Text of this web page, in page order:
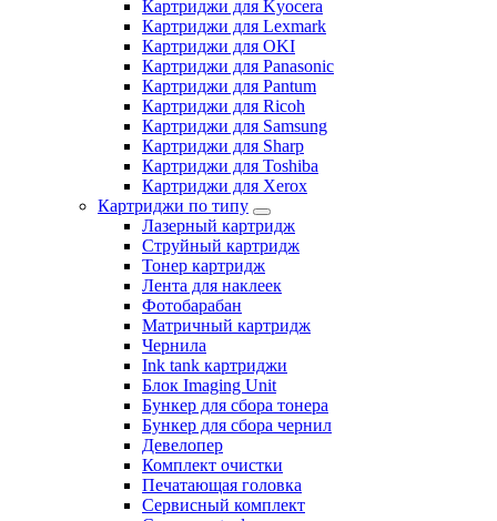
Картриджи для Kyocera
Картриджи для Lexmark
Картриджи для OKI
Картриджи для Panasonic
Картриджи для Pantum
Картриджи для Ricoh
Картриджи для Samsung
Картриджи для Sharp
Картриджи для Toshiba
Картриджи для Xerox
Картриджи по типу
Лазерный картридж
Струйный картридж
Тонер картридж
Лента для наклеек
Фотобарабан
Матричный картридж
Чернила
Ink tank картриджи
Блок Imaging Unit
Бункер для сбора тонера
Бункер для сбора чернил
Девелопер
Комплект очистки
Печатающая головка
Сервисный комплект